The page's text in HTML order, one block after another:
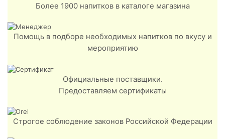
Более 1900 напитков в каталоге магазина
Помощь в подборе необходимых напитков по вкусу и
мероприятию
Официальные поставщики.
Предоставляем сертификаты
Строгое соблюдение законов Российской Федерации